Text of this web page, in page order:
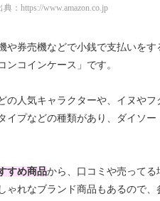
典： https://www.amazon.co.jp
券売機などで小銭で支払いをす
ンコインケース」です。
人気キャラクターや、イヌやフ
イプなどの種類があり、ダイソー
すめ商品から、口コミや売って
れなブランド商品もあるので